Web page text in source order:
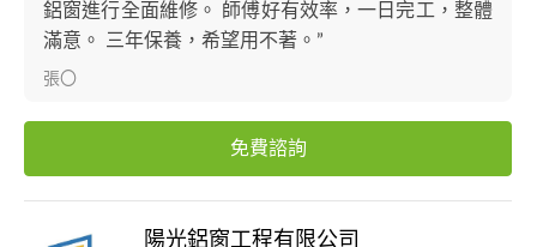
鋁窗進行全面維修。 師傅好有效率，一日完工，整體
滿意。 三年保養，希望用不著。”
張〇
免費諮詢
陽光鋁窗工程有限公司